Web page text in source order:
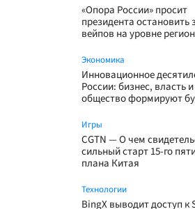
«Опора России» просит
президента остановить
вейпов на уровне
Экономика
Инновационное
России: бизнес, власть и
общество формируют
Игры
CGTN — О чем
сильный старт 15-го
плана Китая
Технологии
BingX выводит доступ к